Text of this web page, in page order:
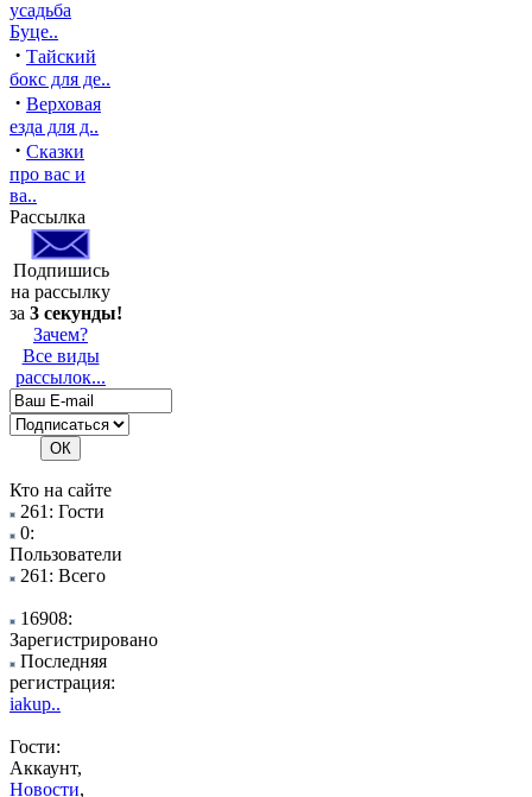
усадьба
Буце..
· Тайский
бокс для де..
· Верховая
езда для д..
· Сказки
про вас и
ва..
Рассылка
Подпишись
на рассылку
за 3 секунды!
Зачем?
Все виды
рассылок...
Кто на сайте
261: Гости
0:
Пользователи
261: Всего
16908:
Зарегистрировано
Последняя
регистрация:
iakup..
Гости:
Аккаунт,
Новости,